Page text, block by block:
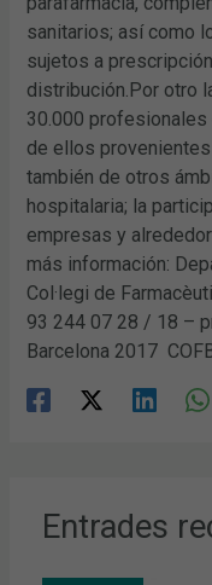
sanitarios; así como
sujetos a
distribución.Por otro
30.000
de ellos
también de otros
hospitalaria; la
empresas y
más información:
Col·legi de
93 244 07 28 / 18 –
Barcelona 2017
Entrades